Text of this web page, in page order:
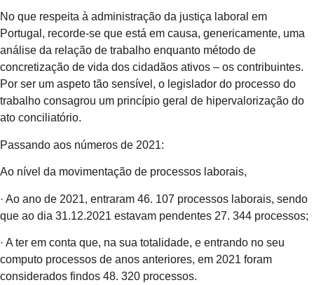
No que respeita à administração da justiça laboral em
Portugal, recorde-se que está em causa, genericamente, uma
análise da relação de trabalho enquanto método de
concretização de vida dos cidadãos ativos – os contribuintes.
Por ser um aspeto tão sensível, o legislador do processo do
trabalho consagrou um princípio geral de hipervalorização do
ato conciliatório.
Passando aos números de 2021:
Ao nível da movimentação de processos laborais,
· Ao ano de 2021, entraram 46. 107 processos laborais, sendo
que ao dia 31.12.2021 estavam pendentes 27. 344 processos;
· A ter em conta que, na sua totalidade, e entrando no seu
computo processos de anos anteriores, em 2021 foram
considerados findos 48. 320 processos.